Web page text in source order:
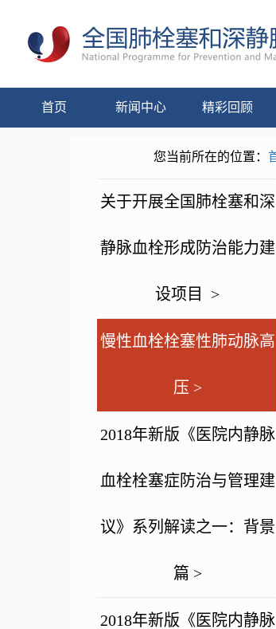
首页 新闻中心 精彩回顾
您当前所在的位置：
关于开展全国肺栓塞和深
静脉血栓形成防治能力建
设项目 >
慢性血栓栓塞性肺动脉高
压 >
2018年新版《医院内静脉
血栓栓塞症防治与管理建
议》系列解读之一：背景
篇 >
2018年新版《医院内静脉